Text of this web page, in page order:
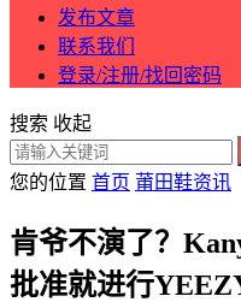
发布文章
联系我们
登录/注册/找回密码
搜索 收起
您的位置 首页 莆田鞋资讯
肯爷不演了？
批准就进行